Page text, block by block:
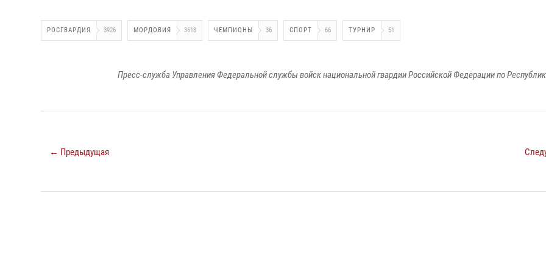
РОСГВАРДИЯ 3926 МОРДОВИЯ 3618 ЧЕМПИОНЫ 36 СПОРТ 66 ТУРНИР 51
Пресс-служба Управления Федеральной службы войск национальной гвардии Российской Федерации по
← Предыдущая